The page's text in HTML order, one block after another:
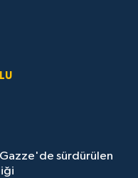
Gazze'de sürdürülen